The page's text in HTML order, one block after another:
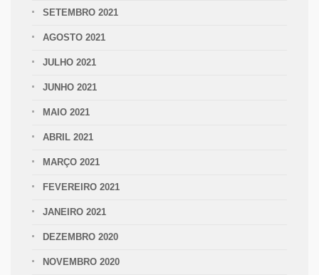
SETEMBRO 2021
AGOSTO 2021
JULHO 2021
JUNHO 2021
MAIO 2021
ABRIL 2021
MARÇO 2021
FEVEREIRO 2021
JANEIRO 2021
DEZEMBRO 2020
NOVEMBRO 2020